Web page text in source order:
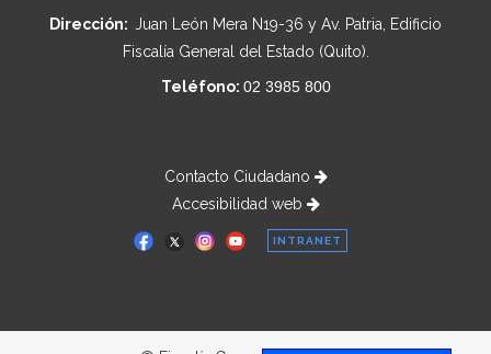
Dirección: Juan León Mera N19-36 y Av. Patria, Edificio
Fiscalía General del Estado (Quito).
Teléfono: 02 3985 800
Contacto Ciudadano
Accesibilidad web
INTRANET